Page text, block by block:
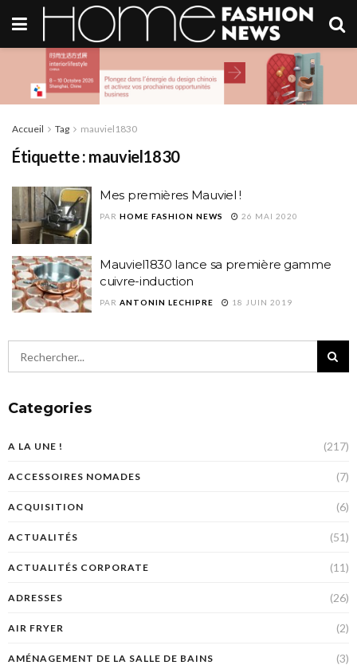
Accueil Tag mauviel1830
Étiquette : mauviel1830
Mes premières Mauviel !
PAR HOME FASHION NEWS 26 MAI 2020
Mauviel1830 lance sa première gamme
cuivre-induction
PAR ANTONIN LECHIPRE 18 JUIN 2019
Categories
A LA UNE ! (217)
ACCESSOIRES NOMADES (7)
ACQUISITION (6)
ACTUALITÉS (51)
ACTUALITÉS CORPORATE (11)
ADRESSES (26)
AIR FRYER (2)
AMÉNAGEMENT DE LA SALLE DE BAINS (3)